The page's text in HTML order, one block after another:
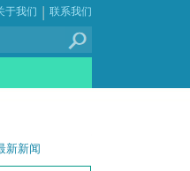
联系我们
|
于我们
新新闻